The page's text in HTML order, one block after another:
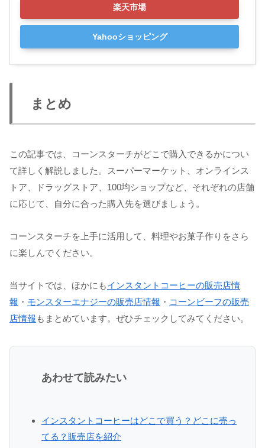
楽天市場
Yahooショッピング
まとめ
この記事では、コーンスターチがどこで購入できるかについ
て詳しく解説しました。スーパーマーケット、オンラインス
トア、ドラッグストア、100均ショップなど、それぞれの店舗
に応じて、自分に合った購入先を選びましょう。
コーンスターチを上手に活用して、料理やお菓子作りをさら
に楽しんでください。
当サイトでは、ほかにもインスタントコーヒーの販売店情
報 ・ モンスターエナジーの販売店情報 ・ コーンビーフの販売
店情報 もまとめています。ぜひチェックしてみてください。
あわせて読みたい
インスタントコーヒーはどこで買う？どこに売っ
てる？販売店を紹介